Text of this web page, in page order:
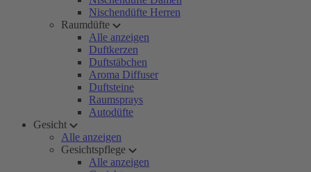
Nischendüfte Herren
Raumdüfte
Alle anzeigen
Duftkerzen
Duftstäbchen
Aroma Diffuser
Duftsteine
Raumsprays
Autodüfte
Gesicht
Alle anzeigen
Gesichtspflege
Alle anzeigen